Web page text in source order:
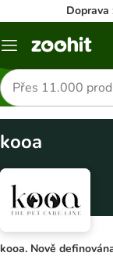
Doprava
Menu
Hledat
produkty
kooa
kooa. Nově